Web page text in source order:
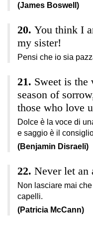
(James Boswell)
You think I
my sister!
Pensi che io sia
Sweet is the
season of
those who love
Dolce è la voce di
e saggio è il
(Benjamin Disraeli)
Never let an
Non lasciare mai
capelli.
(Patricia McCann)